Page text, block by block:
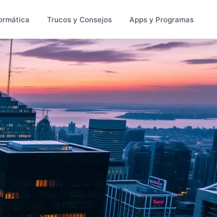
Trucos y Consejos Apps y Programas